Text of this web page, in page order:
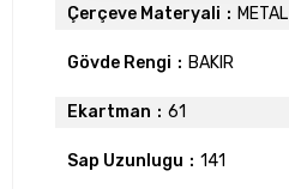
Çerçeve Materyali METAL
Gövde Rengi BAKIR
Ekartman 61
Sap Uzunlugu 141